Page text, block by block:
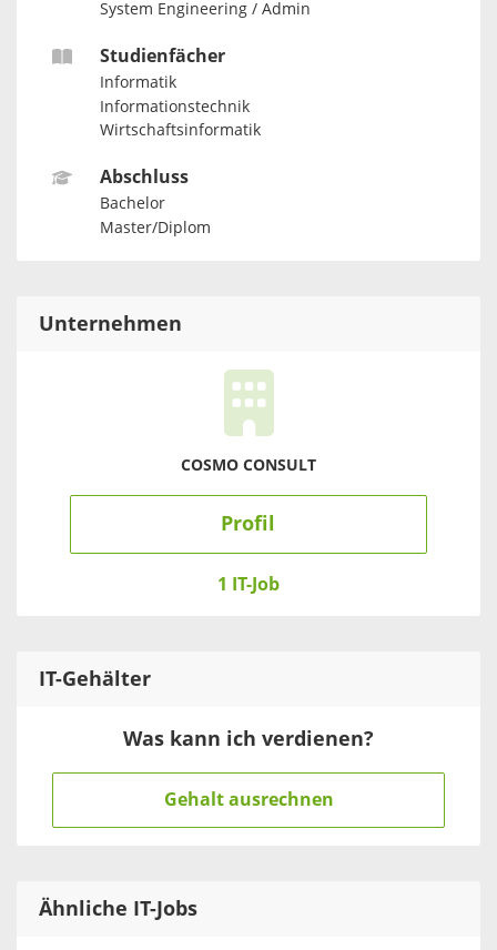
System Engineering / Admin
Studienfächer
Informatik
Informationstechnik
Wirtschaftsinformatik
Abschluss
Bachelor
Master/Diplom
Unternehmen
COSMO CONSULT
Profil
1 IT-Job
IT-Gehälter
Was kann ich verdienen?
Gehalt ausrechnen
Ähnliche IT-Jobs